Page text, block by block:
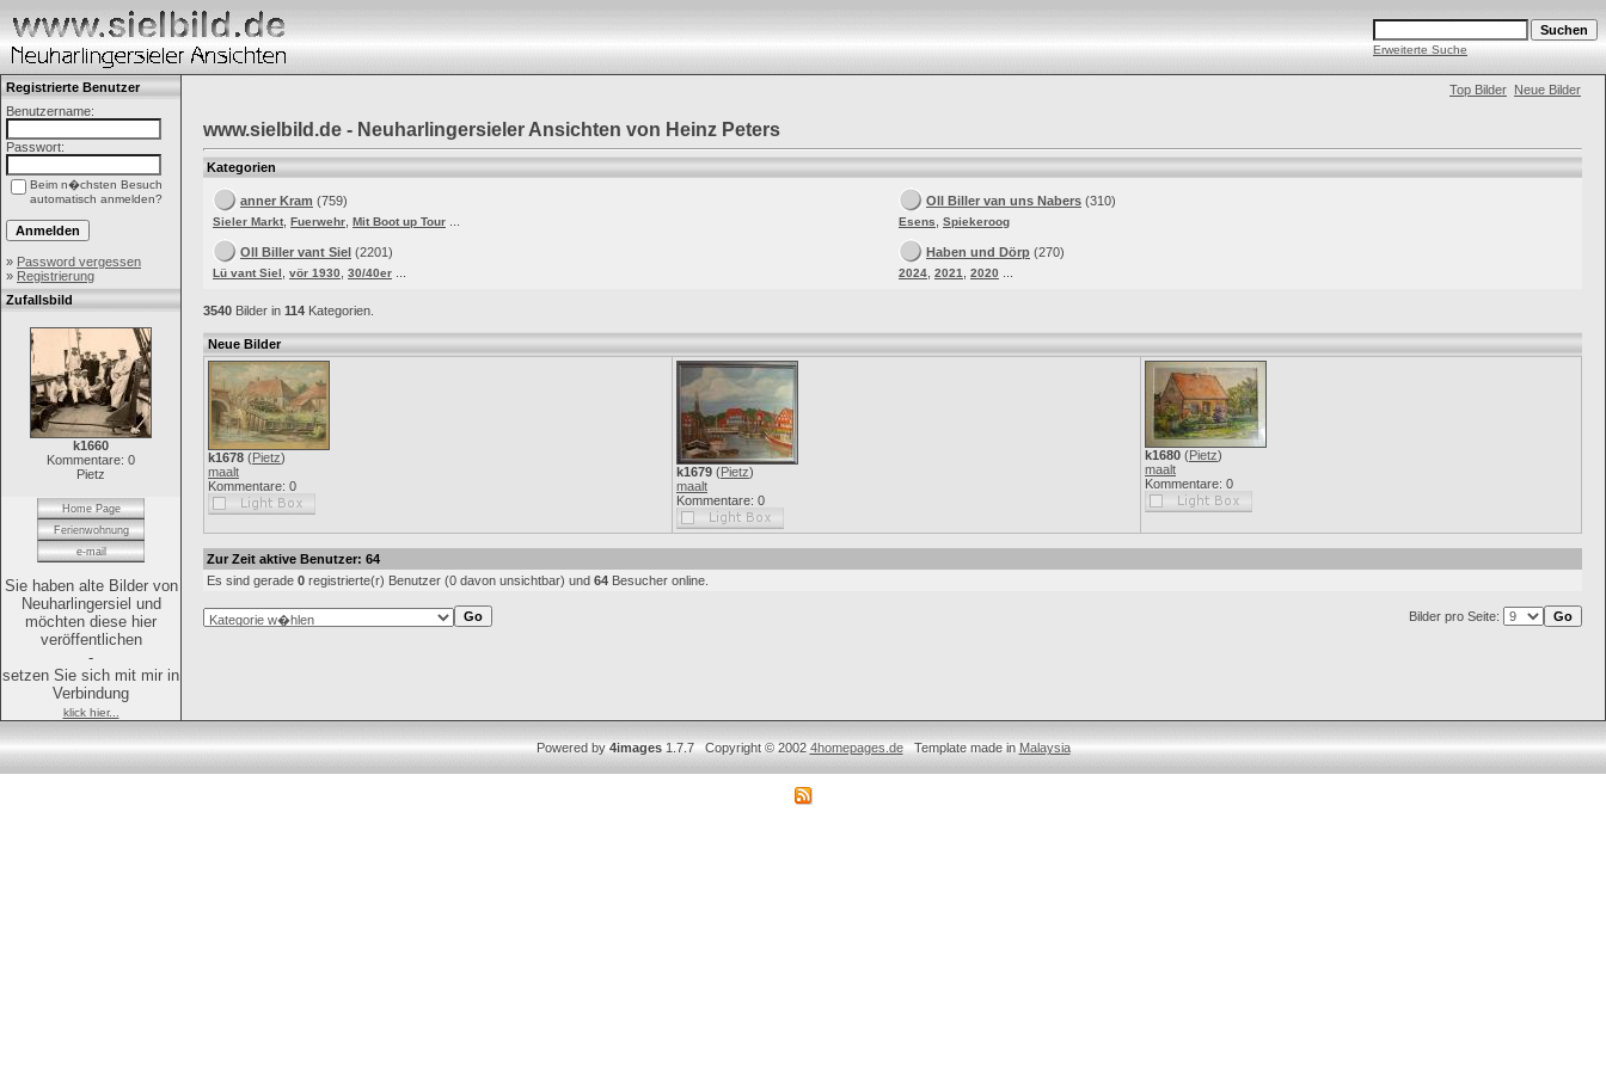
Erweiterte Suche
Registrierte Benutzer
Benutzername:
Passwort:
Beim n�chsten Besuch
automatisch anmelden?
» Password vergessen
» Registrierung
Zufallsbild
k1660
Kommentare: 0
Pietz
Home Page
Ferienwohnung
e-mail
Sie haben alte Bilder von
Neuharlingersiel und
möchten diese hier
veröffentlichen
-
setzen Sie sich mit mir in
Verbindung
klick hier...
Top Bilder Neue Bilder
www.sielbild.de - Neuharlingersieler Ansichten von Heinz Peters
Kategorien
anner Kram (759)
Sieler Markt Fuerwehr Mit Boot up Tour
Oll Biller vant Siel (2201)
Lü vant Siel vör 1930 30/40er
Oll Biller van uns Nabers (310)
Esens Spiekeroog
Haben und Dörp (270)
2024 2021 2020
3540 Bilder in 114 Kategorien.
Neue Bilder
k1678 (Pietz)
maalt
Kommentare: 0
k1679 (Pietz)
maalt
Kommentare: 0
k1680 (Pietz)
maalt
Kommentare: 0
Zur Zeit aktive Benutzer: 64
Es sind gerade 0 registrierte(r) Benutzer (0 davon unsichtbar) und 64 Besucher online.
Bilder pro Seite:
Powered by4images1.7.7 Copyright © 20024homepages.deTemplate made inMalaysia